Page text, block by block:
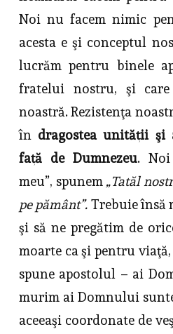
Noi nu facem nimic
acesta e şi conceptul
lucrăm pentru binele
fratelui nostru, şi care
noastră. Rezistenţa
în dragostea unităţii şi
faţă de Dumnezeu. Noi
meu”, spunem „Tatăl
pe pământ”. Trebuie însă
şi să ne pregătim de
moarte ca şi pentru
spune apostolul – ai
murim ai Domnului
aceeaşi coordonate de